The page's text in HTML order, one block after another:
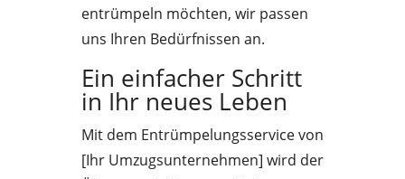
entrümpeln möchten, wir passen
uns Ihren Bedürfnissen an.
Ein einfacher Schritt
in Ihr neues Leben
Mit dem Entrümpelungsservice von
[Ihr Umzugsunternehmen] wird der